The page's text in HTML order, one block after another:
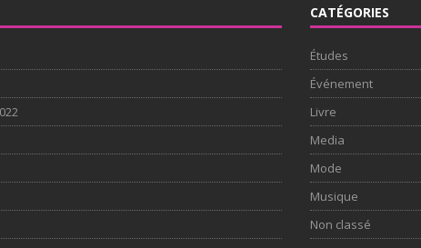
CATÉGORIES
Études
Événement
Livre
Media
Mode
Musique
Non classé